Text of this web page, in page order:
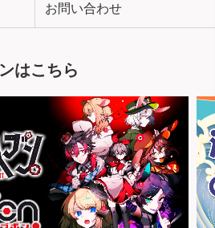
お問い合わせ
はこちら